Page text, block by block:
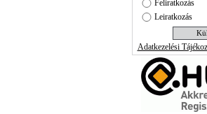
Feliratkozás
Leiratkozás
Adatkezelési